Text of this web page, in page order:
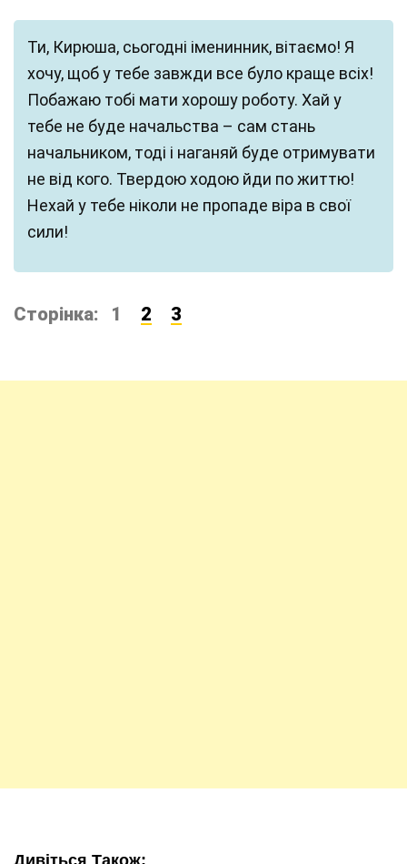
Ти, Кирюша, сьогодні іменинник, вітаємо! Я
хочу, щоб у тебе завжди все було краще всіх!
Побажаю тобі мати хорошу роботу. Хай у
тебе не буде начальства – сам стань
начальником, тоді і наганяй буде отримувати
не від кого. Твердою ходою йди по життю!
Нехай у тебе ніколи не пропаде віра в свої
сили!
Сторінка: 1 2 3